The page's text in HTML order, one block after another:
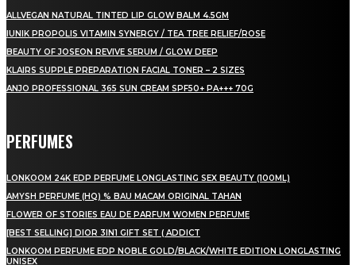
ALLVEGAN NATURAL TINTED LIP GLOW BALM 4.5GM
IUNIK PROPOLIS VITAMIN SYNERGY / TEA TREE RELIEF/ROSE
BEAUTY OF JOSEON REVIVE SERUM / GLOW DEEP
KLAIRS SUPPLE PREPARATION FACIAL TONER – 2 SIZES
ANJO PROFESSIONAL 365 SUN CREAM SPF50+ PA+++ 70G
PERFUMES
LONKOOM 24K EDP PERFUME LONGLASTING SEX BEAUTY (100ML)
AMYSH PERFUME (HQ) % BAU MACAM ORIGINAL TAHAN
FLOWER OF STORIES EAU DE PARFUM WOMEN PERFUME
[BEST SELLING] DIOR 3IN1 GIFT SET ( ADDICT
LONKOOM PERFUME EDP NOBLE GOLD/BLACK/WHITE EDITION LONGLASTING
UNISEX